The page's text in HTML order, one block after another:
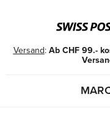
Versand: Ab CHF